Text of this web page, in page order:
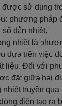
sử dụng
phương pháp
dẫn nhiệt.
nhiệt là
dựa trên việc
liệu. Đối với
đặt giữa hai
nhiệt truyền
điện tạo ra